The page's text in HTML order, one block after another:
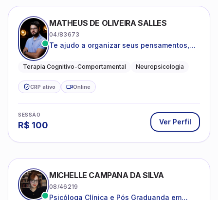
MATHEUS DE OLIVEIRA SALLES
04/83673
Te ajudo a organizar seus pensamentos,
clareza e sentido, com uma terapia
Terapia Cognitivo-Comportamental Neuropsicologia
CRP ativo Online
SESSÃO
R$ 100 Ver Perfil
MICHELLE CAMPANA DA SILVA
08/46219
Psicóloga Clínica e Pós Graduanda em